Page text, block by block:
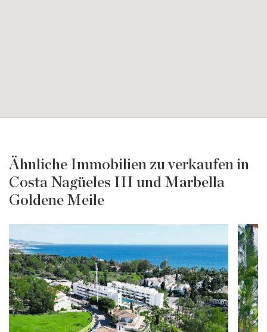
Ähnliche Immobilien zu verkaufen in
Costa Nagüeles III und Marbella
Goldene Meile